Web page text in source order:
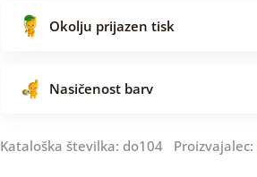
Okolju prijazen tisk
Nasičenost barv
Kataloška številka: do104 Proizvajalec: